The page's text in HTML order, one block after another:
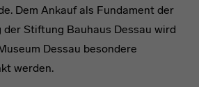
Dem Ankauf als Fundament der
der Stiftung Bauhaus Dessau wird
Dessau besondere
werden.